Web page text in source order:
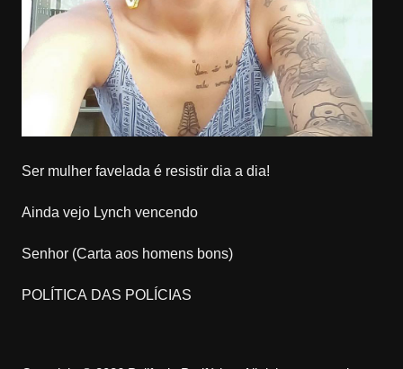
Ser mulher favelada é resistir dia a dia!
Ainda vejo Lynch vencendo
Senhor (Carta aos homens bons)
POLÍTICA DAS POLÍCIAS